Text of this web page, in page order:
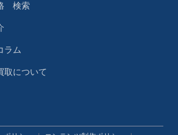
検索
ラム
取について